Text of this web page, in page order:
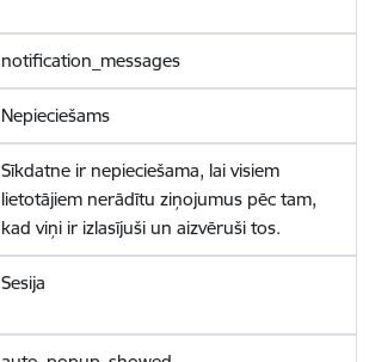
notification_messages
Nepieciešams
Sīkdatne ir nepieciešama, lai visiem
lietotājiem nerādītu ziņojumus pēc tam,
kad viņi ir izlasījuši un aizvēruši tos.
Sesija